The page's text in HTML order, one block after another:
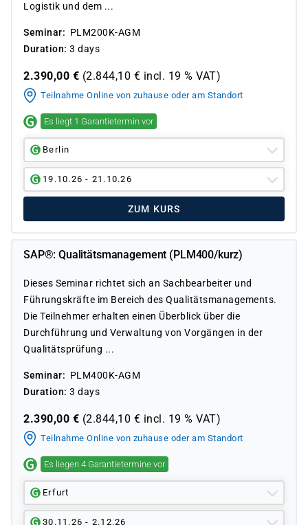
Logistik und dem ...
Seminar
PLM200K-AGM
Duration 3 days
2.390,00 € (2.844,10 € incl. 19 % VAT)
Teilnahme Online von zuhause oder am Standort
Es liegt 1 Garantietermin vor
Berlin
19.10.26 - 21.10.26
ZUM KURS
SAP®: Qualitätsmanagement (PLM400/kurz)
Dieses Seminar richtet sich an Sachbearbeiter und
Führungskräfte im Bereich des Qualitätsmanagements.
Die Teilnehmer erhalten einen Überblick über die
Durchführung und Verwaltung von Vorgängen in der
Qualitätsprüfung ...
Seminar
PLM400K-AGM
Duration 3 days
2.390,00 € (2.844,10 € incl. 19 % VAT)
Teilnahme Online von zuhause oder am Standort
Es liegen 4 Garantietermine vor
Erfurt
30.11.26 - 2.12.26